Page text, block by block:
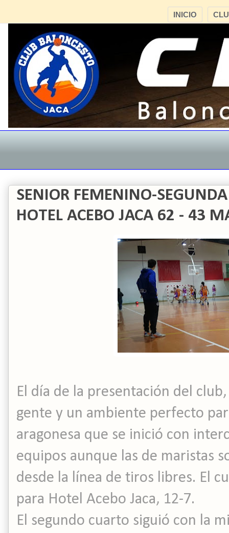
INICIO
SENIOR FEMENINO-
HOTEL ACEBO JACA 62 - 43
El día de la presentación del
gente y un ambiente perfecto
aragonesa que se inició con
equipos aunque las de maristas
desde la línea de tiros libres. El
para Hotel Acebo Jaca, 12-7.
El segundo cuarto siguió con la